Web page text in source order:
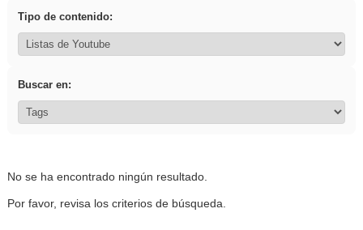
Tipo de contenido:
Buscar en:
No se ha encontrado ningún resultado.
Por favor, revisa los criterios de búsqueda.